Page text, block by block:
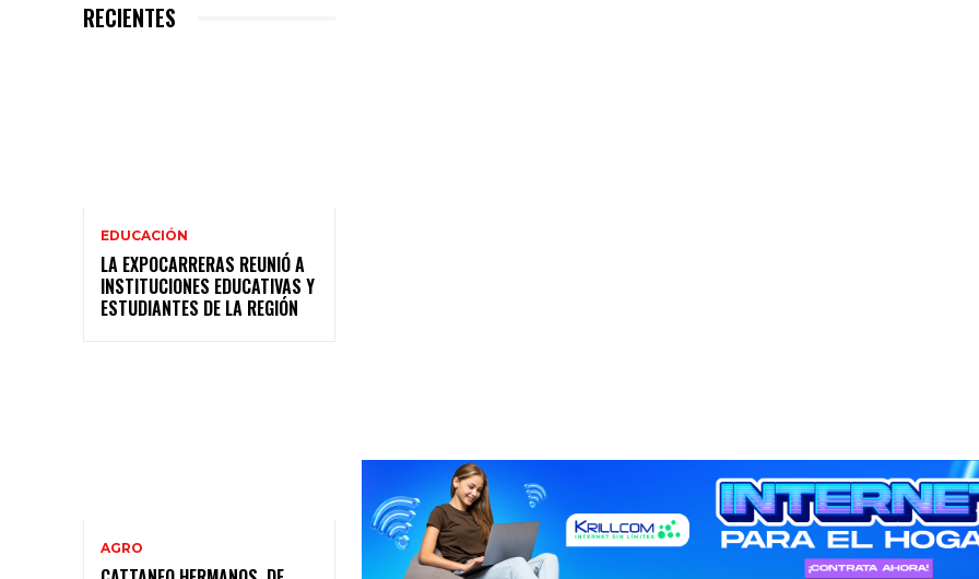
RECIENTES
EDUCACIÓN
LA EXPOCARRERAS REUNIÓ A
INSTITUCIONES EDUCATIVAS Y
ESTUDIANTES DE LA REGIÓN
AGRO